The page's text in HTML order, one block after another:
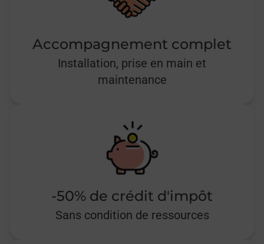
Accompagnement complet
Installation, prise en main et
maintenance
-50% de crédit d'impôt
Sans condition de ressources